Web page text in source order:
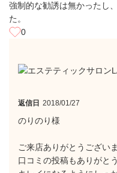
強制的な勧誘は無かったし
た。
0
返信日 2018/01/27
のりのり様
ご来店ありがとうござい
口コミの投稿もありがと